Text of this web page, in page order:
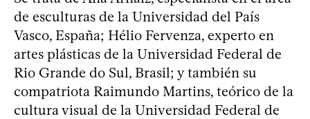
de esculturas de la Universidad del País
Vasco, España; Hélio Fervenza, experto en
artes plásticas de la Universidad Federal de
Rio Grande do Sul, Brasil; y también su
compatriota Raimundo Martins, teórico de la
cultura visual de la Universidad Federal de